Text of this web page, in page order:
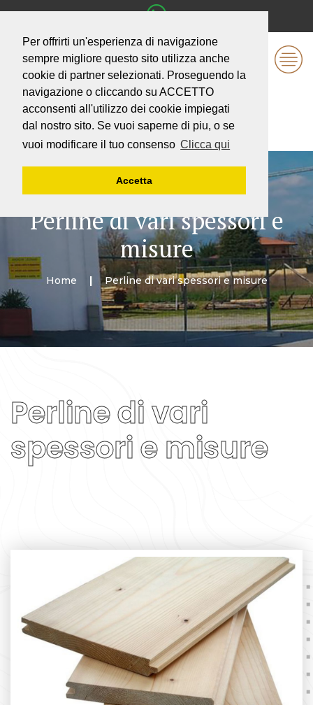
Per offrirti un'esperienza di navigazione
sempre migliore questo sito utilizza anche
cookie di partner selezionati. Proseguendo la
navigazione o cliccando su ACCETTO
acconsenti all'utilizzo dei cookie impiegati
dal nostro sito. Se vuoi saperne di piu, o se
vuoi modificare il tuo consenso Clicca qui
Accetta
Perline di vari spessori e
misure
Home Perline di vari spessori e misure
Perline di vari
spessori e misure